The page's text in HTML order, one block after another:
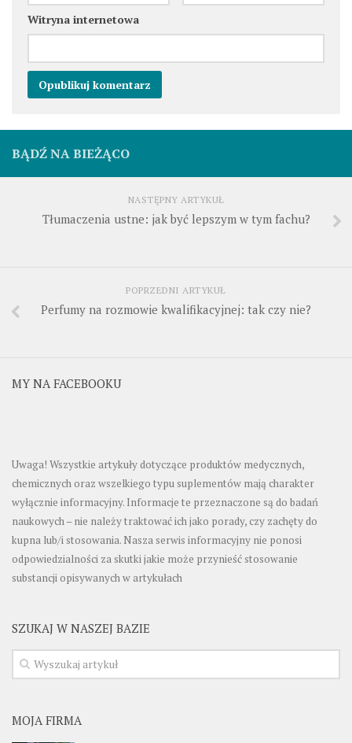
Witryna internetowa
BĄDŹ NA BIEŻĄCO
NASTĘPNY ARTYKUŁ
Tłumaczenia ustne: jak być lepszym w tym fachu?
POPRZEDNI ARTYKUŁ
Perfumy na rozmowie kwalifikacyjnej: tak czy nie?
MY NA FACEBOOKU
Uwaga! Wszystkie artykuły dotyczące produktów medycznych,
chemicznych oraz wszelkiego typu suplementów mają charakter
wyłącznie informacyjny. Informacje te przeznaczone są do badań
naukowych – nie należy traktować ich jako porady, czy zachęty do
kupna lub/i stosowania. Nasza serwis informacyjny nie ponosi
odpowiedzialności za skutki jakie może przynieść stosowanie
substancji opisywanych w artykułach
SZUKAJ W NASZEJ BAZIE
MOJA FIRMA